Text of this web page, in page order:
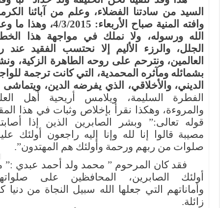
السيد من سادتنا الفضلاء، وعلم من آبائنا الكرماء،
وافته المنية صباح الأربعاء: 4/3/2015، وهذا ما وعدنا
الله ورسوله، ولا نملك في مواجهة هذا الخطب
الجلل، والرزء الأليم إلا نحتسب الفقيد عند رب
العالمين، ونترحم على روحه الطاهرة الزكية، ونشيد
بشمائله ومآثره المحمدية، التي كانت ترجمة للواجب
الديني، والأخلاقي، الذي يفرضه الدين، ويتماشى مع
الفطرة السليمة، ويلامس أريحية أهل العلم،
والمروءة، وهكذا نقرأ بإخلاص وثبات في هذا المقام
قوله تعالى:” وبشر الصابرين الذين إذا أصابتهم
مصيبة قالوا إنا لله وإنا إليه راجعون أولئك عليهم
صلوات من ربهم ورحمة وأولئك هم المهتدون”.
فقد كان المرحوم ” محمد ولد أحمد عبدي :” من
أولئك الصابرين، المحافظين على صلواتهم،
وأماناتهم التي جعلها الله سبيل النجاة من دنيا كلها
زائلة.